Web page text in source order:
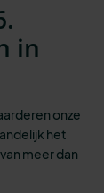
in
onze
het
meer dan